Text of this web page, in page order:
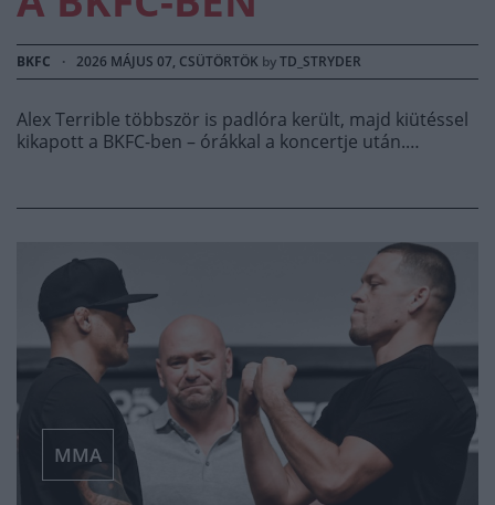
BKFC · 2026 MÁJUS 07, CSÜTÖRTÖK byTD_STRYDER
Alex Terrible többször is padlóra került, majd kiütéssel
kikapott a BKFC-ben – órákkal a koncertje után.…
MMA